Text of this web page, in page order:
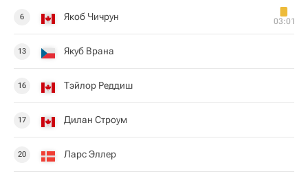
6 Якоб Чичрун 03:01
13 Якуб Врана
16 Тэйлор Реддиш
17 Дилан Строум
20 Ларс Эллер